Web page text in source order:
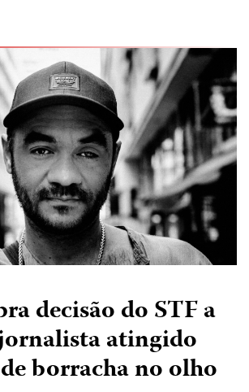
decisão do STF a
atingido
borracha no olho